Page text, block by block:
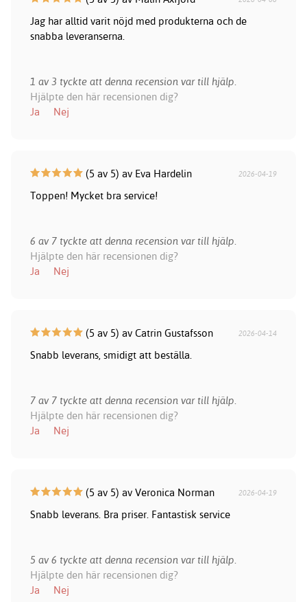
Jag har alltid varit nöjd med produkterna och de
snabba leveranserna.
1 av 3 tyckte att denna recension var till hjälp.
Hjälpte den här recensionen dig?
Ja
Nej
(5 av 5) av Eva Hardelin 2026-04-19
Toppen! Mycket bra service!
6 av 7 tyckte att denna recension var till hjälp.
Hjälpte den här recensionen dig?
Ja
Nej
(5 av 5) av Catrin Gustafsson 2026-04-14
Snabb leverans, smidigt att beställa.
7 av 7 tyckte att denna recension var till hjälp.
Hjälpte den här recensionen dig?
Ja
Nej
(5 av 5) av Veronica Norman 2026-04-19
Snabb leverans. Bra priser. Fantastisk service
5 av 6 tyckte att denna recension var till hjälp.
Hjälpte den här recensionen dig?
Ja
Nej